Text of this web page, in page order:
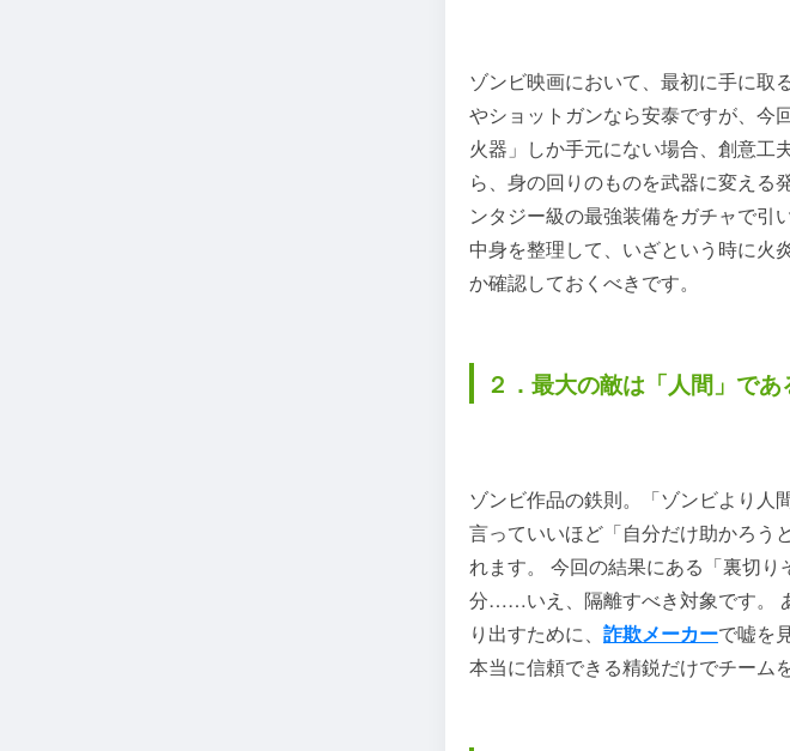
ゾンビ映画において、最初に手に取
やショットガンなら安泰ですが、今
火器」しか手元にない場合、創意工
ら、身の回りのものを武器に変える
ンタジー級の最強装備をガチャで引
中身を整理して、いざという時に火
か確認しておくべきです。
２．最大の敵は「人間」であ
ゾンビ作品の鉄則。「ゾンビより人
言っていいほど「自分だけ助かろう
れます。 今回の結果にある「裏切
分……いえ、隔離すべき対象です。
り出すために、 詐欺メーカーで嘘を
本当に信頼できる精鋭だけでチーム